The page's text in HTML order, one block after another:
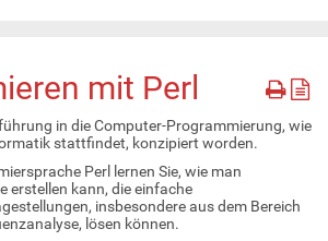
mit Perl
in die Computer-Programmierung, wie
stattfindet, konzipiert worden.
Perl lernen Sie, wie man
erstellen kann, die einfache
insbesondere aus dem Bereich
lösen können.